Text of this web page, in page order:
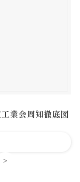
業会周知徹底図
>